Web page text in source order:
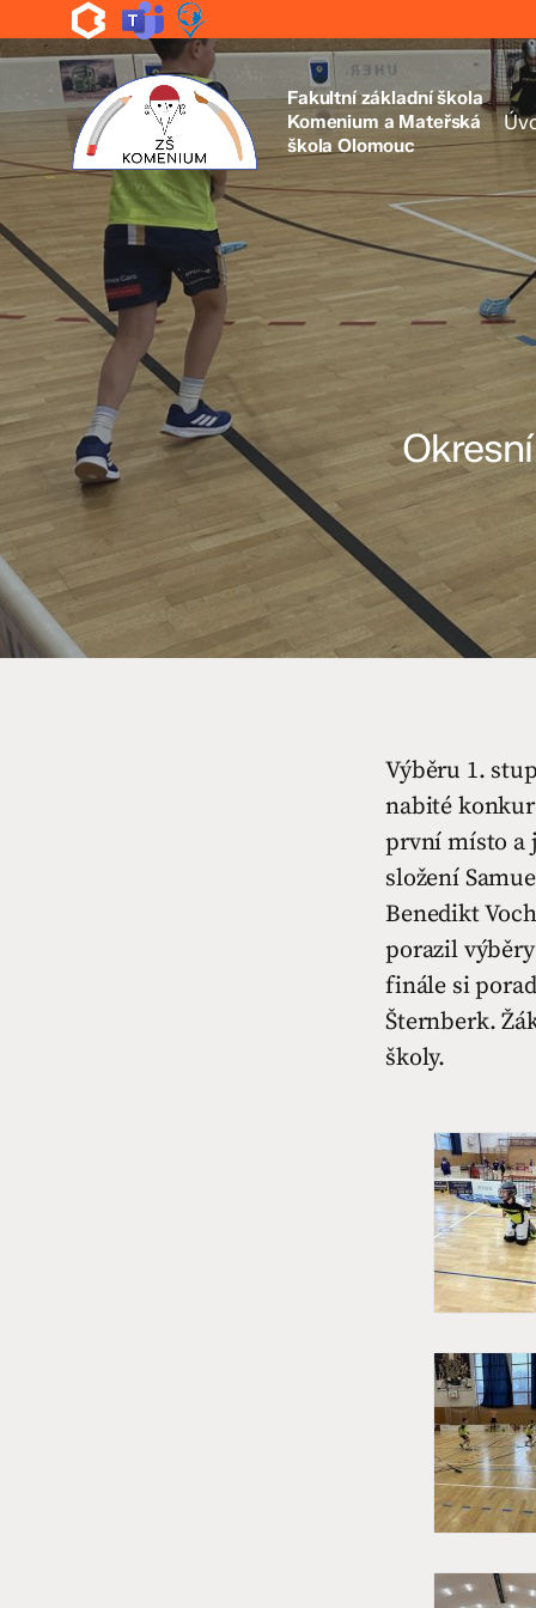
to
main
content
Fakultní základní škola
Komenium a Mateřská
škola Olomouc
Výběru 1.
nabité
první místo a
složení
Benedikt
porazil
finále si
Šternberk.
školy.